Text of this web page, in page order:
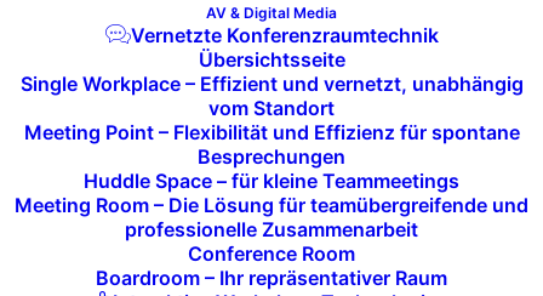
AV & Digital Media
Vernetzte Konferenzraumtechnik
Übersichtsseite
Single Workplace – Effizient und vernetzt, unabhängig
vom Standort
Meeting Point – Flexibilität und Effizienz für spontane
Besprechungen
Huddle Space – für kleine Teammeetings
Meeting Room – Die Lösung für teamübergreifende und
professionelle Zusammenarbeit
Conference Room
Boardroom – Ihr repräsentativer Raum
Warum i-Tech für Ihre
Technologie- und
Trendberatung?
i-Techunterstützt Sie dabei,